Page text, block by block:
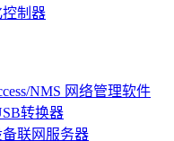
控制器
NMS 网络管理软件
转换器
备联网服务器